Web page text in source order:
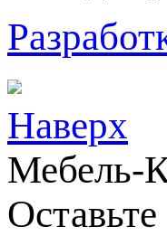
Наверх
Мебель-
Оставьте